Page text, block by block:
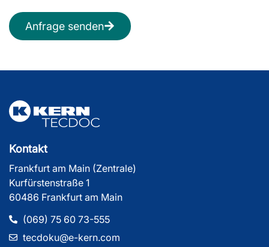
Anfrage senden
Kontakt
Frankfurt am Main (Zentrale)
Kurfürstenstraße 1
60486 Frankfurt am Main
(069) 75 60 73-555
tecdoku@e-kern.com